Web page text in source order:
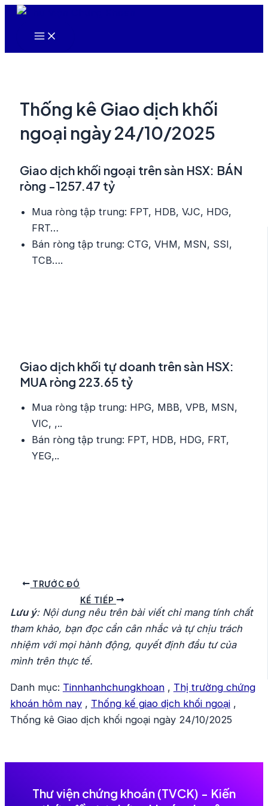
Nhảy
Main
Thống kê Giao dịch khối
ngoại ngày 24/10/2025
Giao dịch khối ngoại trên sàn HSX: BÁN
ròng -1257.47 tỷ
Mua ròng tập trung: FPT, HDB, VJC, HDG,
FRT…
Bán ròng tập trung: CTG, VHM, MSN, SSI,
TCB….
Giao dịch khối tự doanh trên sàn HSX:
MUA ròng 223.65 tỷ
Mua ròng tập trung: HPG, MBB, VPB, MSN,
VIC, ,..
Bán ròng tập trung: FPT, HDB, HDG, FRT,
YEG,..
Điều
bài
viết
TRƯỚC ĐÓ
KẾ TIẾP
Lưu ý: Nội dung nêu trên bài viết chỉ mang tính chất
tham khảo, bạn đọc cần cân nhắc và tự chịu trách
nhiệm với mọi hành động, quyết định đầu tư của
mình trên thực tế.
Danh mục: Tinnhanhchungkhoan, Thị trường chứng
khoán hôm nay, Thống kế giao dịch khối ngoại,
Thống kê Giao dịch khối ngoại ngày 24/10/2025
Thư viện chứng khoán (TVCK) - Kiến